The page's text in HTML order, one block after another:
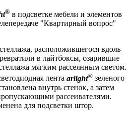
® в подсветке мебели и элементов
"Квартирный вопрос"
расположившегося вдоль
в лайтбоксы, озарившие
мягким рассеянным светом.
лента arlight® зеленого
внутрь стенок, а затем
рассеивателями.
для подсветки штор.